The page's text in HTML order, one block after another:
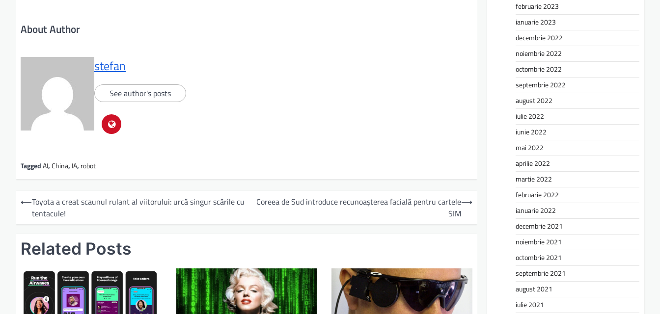
About Author
stefan
See author's posts
TaggedAI,China, IA, robot
⟵Toyota a creat scaunul rulant al viitorului: urcă singur scările cu
tentacule!
Coreea de Sud introduce recunoașterea facială pentru cartele
SIM
⟶
Related Posts
februarie 2023
ianuarie 2023
decembrie 2022
noiembrie 2022
octombrie 2022
septembrie 2022
august 2022
iulie 2022
iunie 2022
mai 2022
aprilie 2022
martie 2022
februarie 2022
ianuarie 2022
decembrie 2021
noiembrie 2021
octombrie 2021
septembrie 2021
august 2021
iulie 2021